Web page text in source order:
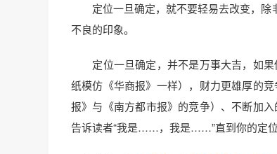
定位一旦确定，就不要轻易去改变，除
不良的印象。
定位一旦确定，并不是万事大吉，如果
纸模仿《华商报》一样），财力更雄厚的
报》与《南方都市报》的竞争）、不断加
告诉读者“我是……，我是……”直到你的定